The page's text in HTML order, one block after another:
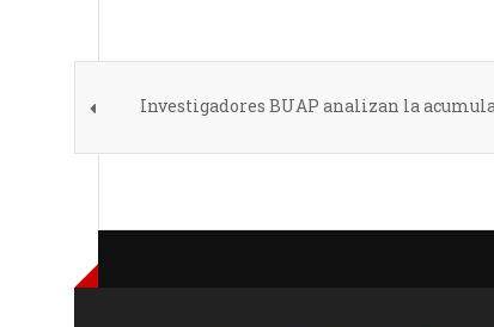
Investigadores BUAP analizan la